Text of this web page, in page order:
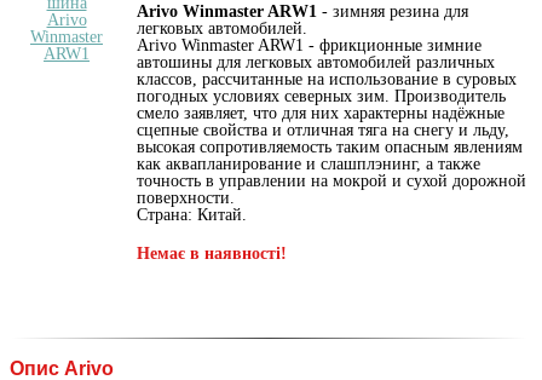
Arivo Winmaster ARW1 - зимняя резина для
легковых автомобилей.
Arivo Winmaster ARW1 - фрикционные зимние
автошины для легковых автомобилей различных
классов, рассчитанные на использование в суровых
погодных условиях северных зим. Производитель
смело заявляет, что для них характерны надёжные
сцепные свойства и отличная тяга на снегу и льду,
высокая сопротивляемость таким опасным явлениям
как аквапланирование и слашплэнинг, а также
точность в управлении на мокрой и сухой дорожной
поверхности.
Страна: Китай.
Немає в наявності!
Опис Arivo